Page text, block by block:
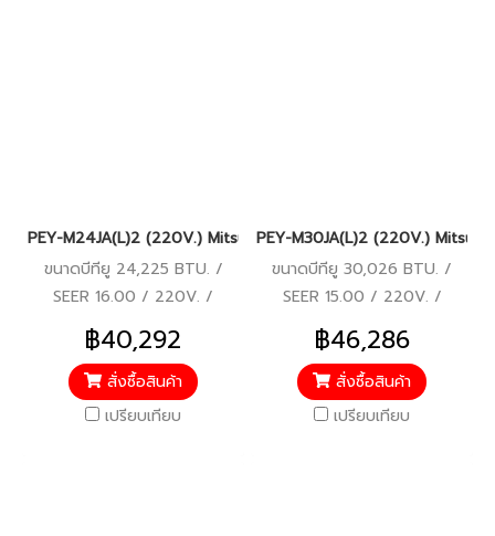
PEY-M24JA(L)2 (220V.) Mitsubishi Electric Mr.Slim รุ่นซ่อนใน
ขนาดบีทียู 24,225 BTU. /
SEER 16.00 / 220V. /
ประหยัดไฟเบอร์ 5 / รีโมทไร้สาย
฿40,292
สั่งซื้อสินค้า
เปรียบเทียบ
PEY-M30JA(L)2 (220V.)
ขนาดบีทียู 30,026 BTU. /
SEER 15.00 / 220V. /
ประหยัดไฟเบอร์ 5 / รีโมทไร้สาย
฿46,286
สั่งซื้อสินค้า
เปรียบเทียบ